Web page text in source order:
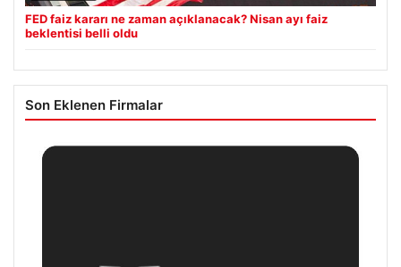
FED faiz kararı ne zaman açıklanacak? Nisan ayı faiz
beklentisi belli oldu
Son Eklenen Firmalar